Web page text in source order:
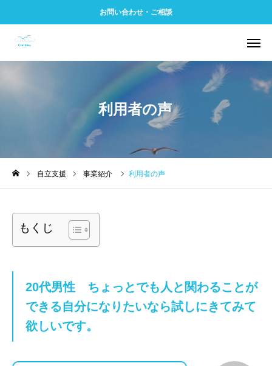
お問い合わせ・ご相談
利用者の声
自立支援 事業紹介 利用者の声
もくじ
20代男性 ちょっとでも人と関わることが
できる自分になりたいなら試しにきてみて
欲しいです。
問い合わせ
電話
よくある質問
LINE
1日の流れ
施設紹介
家族の方へ